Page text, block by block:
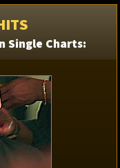
Single Charts: